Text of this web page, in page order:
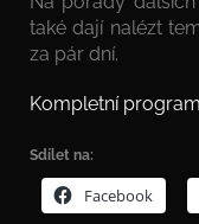
také dají nalézt
za pár dní.
Kompletní
Sdílet na:
Facebook